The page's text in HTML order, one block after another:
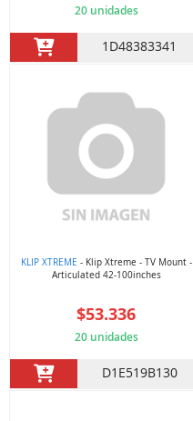
20 unidades
1D48383341
KLIP XTREME - Klip Xtreme - TV Mount -
Articulated 42-100inches
$53.336
20 unidades
D1E519B130